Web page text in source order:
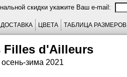
скидки укажите Ваш e-mail:
ДОСТАВКА ЦВЕТА ТАБЛИЦА РАЗМЕРОВ
Filles d'Ailleurs
зима 2021